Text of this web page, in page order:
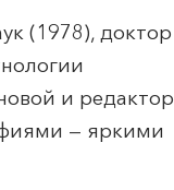
(1978), доктор
и редактор
— яркими